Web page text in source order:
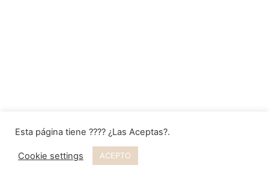
Esta página tiene ???? ¿Las Aceptas?.
Cookie settings ACEPTO